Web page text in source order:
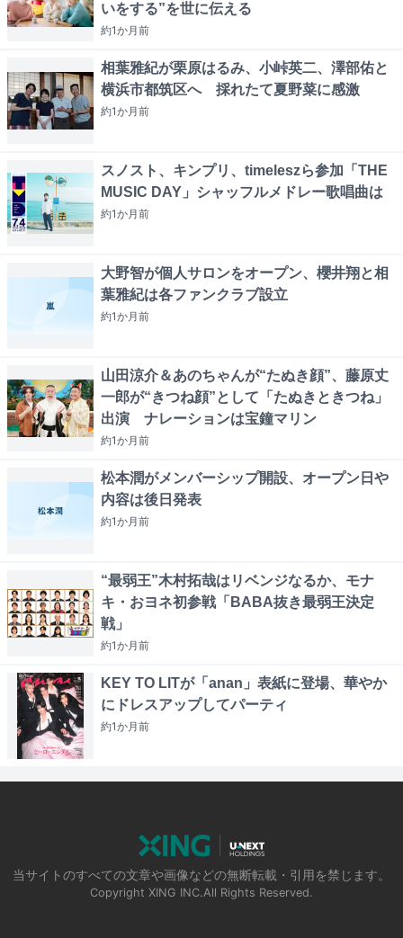
いをする”を世に伝える
約1か月前
相葉雅紀が栗原はるみ、小峠英二、澤部佑と
横浜市都筑区へ 採れたて夏野菜に感激
約1か月前
スノスト、キンプリ、timeleszら参加「THE
MUSIC DAY」シャッフルメドレー歌唱曲は
約1か月前
大野智が個人サロンをオープン、櫻井翔と相
葉雅紀は各ファンクラブ設立
約1か月前
山田涼介＆あのちゃんが“たぬき顔”、藤原丈
一郎が“きつね顔”として「たぬきときつね」
出演 ナレーションは宝鐘マリン
約1か月前
松本潤がメンバーシップ開設、オープン日や
内容は後日発表
約1か月前
“最弱王”木村拓哉はリベンジなるか、モナ
キ・おヨネ初参戦「BABA抜き最弱王決定
戦」
約1か月前
KEY TO LITが「anan」表紙に登場、華やか
にドレスアップしてパーティ
約1か月前
当サイトのすべての文章や画像などの無断転載・引用を禁じます。
Copyright XING INC.All Rights Reserved.